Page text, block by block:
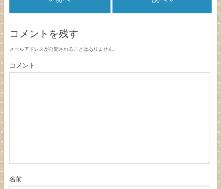
コメントを残す
メールアドレスが公開されることはありません。
コメント
名前